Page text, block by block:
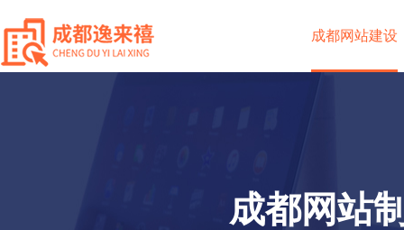
成都网站建设
成都网站